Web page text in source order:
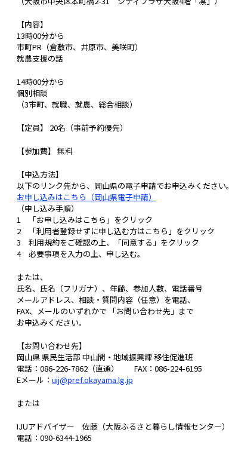
【内容】
13時00分から
市町PR（倉敷市、井原市、美咲町）
就農支援の話
14時00分から
個別相談
（3市町、就職、就農、総合相談）
【定員】 20名（事前予約優先）
【参加費】 無料
【申込方法】
以下のリンク先から、岡山県の電子申請でお申込みください。
お申し込みはこちら（岡山県電子申請）
（申し込み手順）
1 「お申し込みはこちら」をクリック
2 「利用者登録せずに申し込む方はこちら」をクリック
3 利用規約をご確認の上、「同意する」をクリック
4 必要事項を入力の上、申し込む。
または、
氏名、氏名（フリガナ）、年齢、参加人数、電話番号
メールアドレス、相談・質問内容（任意）を電話、
FAX、メールのいずれかで 「お問い合わせ先」まで
お申込みください。
【お問い合わせ先】
岡山県 県民生活部 中山間・地域振興課 移住促進班
電話：086-226-7862（直通） FAX：086-224-6195
Eメール： uij@pref.okayama.lg.jp
または
IJUアドバイザー 佐藤（大阪ふるさと暮らし情報センター）
電話：090-6344-1965